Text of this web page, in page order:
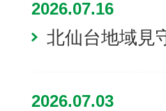
2026.07.16
北仙台地域見
2026.07.03